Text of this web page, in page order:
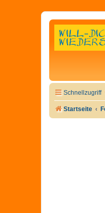
Schnellzugriff
Startseite